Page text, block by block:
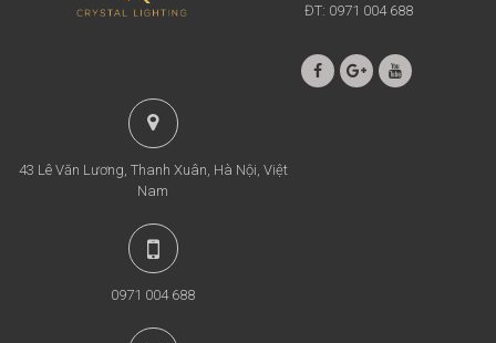
ĐT: 0971 004 688
43 Lê Văn Lương, Thanh Xuân, Hà Nội, Việt
Nam
0971 004 688